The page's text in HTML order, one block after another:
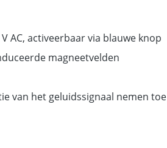
AC, activeerbaar via blauwe knop
magneetvelden
van het geluidssignaal nemen toe